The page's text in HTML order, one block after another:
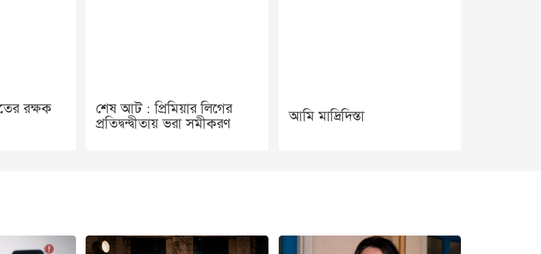
রক্ষক
শেষ আট : প্রিমিয়ার লিগের
প্রতিদ্বন্দ্বীতায় ভরা সমীকরণ
আমি মাদ্রিদিস্তা